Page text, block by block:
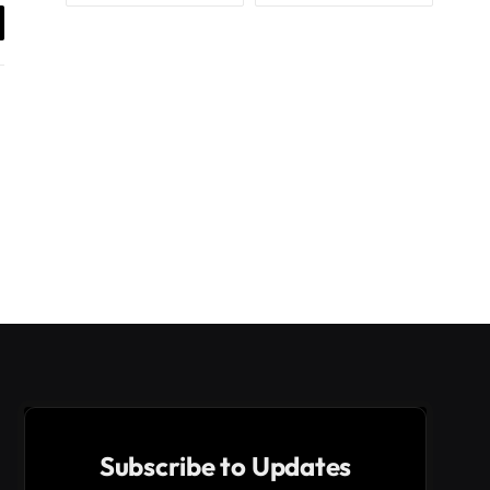
Subscribe to Updates